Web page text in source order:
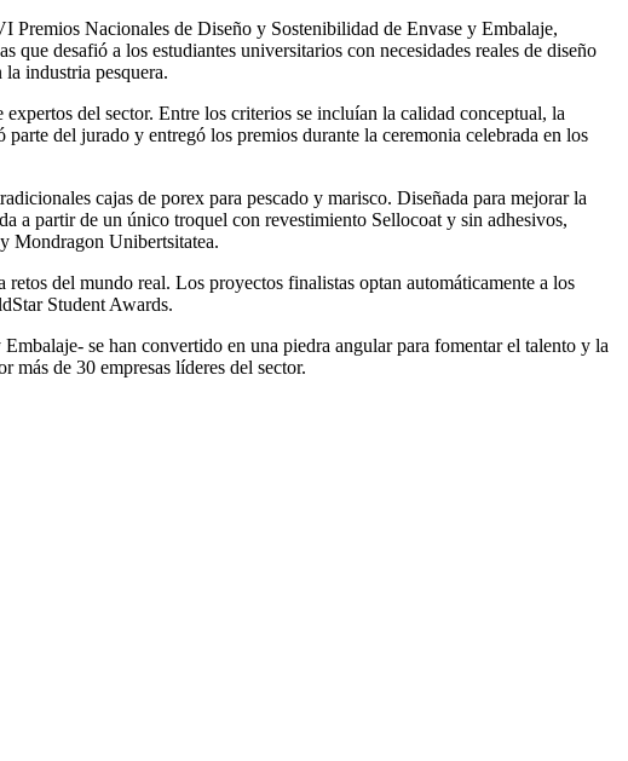
Nacionales de Diseño y Sostenibilidad de Envase y Embalaje,
desafió a los estudiantes universitarios con necesidades reales de diseño
industria pesquera.
del sector. Entre los criterios se incluían la calidad conceptual, la
del jurado y entregó los premios durante la ceremonia celebrada en los
cajas de porex para pescado y marisco. Diseñada para mejorar la
a partir de un único troquel con revestimiento Sellocoat y sin adhesivos,
Mondragon Unibertsitatea.
del mundo real. Los proyectos finalistas optan automáticamente a los
Student Awards.
se han convertido en una piedra angular para fomentar el talento y la
más de 30 empresas líderes del sector.